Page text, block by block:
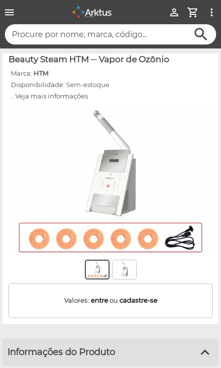
Procure por nome, marca, código...
Beauty Steam HTM ─ Vapor de Ozônio
Marca: HTM
Disponibilidade: Sem-estoque
...Veja mais informações
Valores: entreou cadastre-se
Informações do Produto